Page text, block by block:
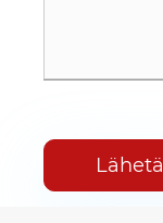
Lähetä